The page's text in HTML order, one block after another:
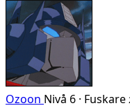
Ozoon Nivå 6 · Fuskare